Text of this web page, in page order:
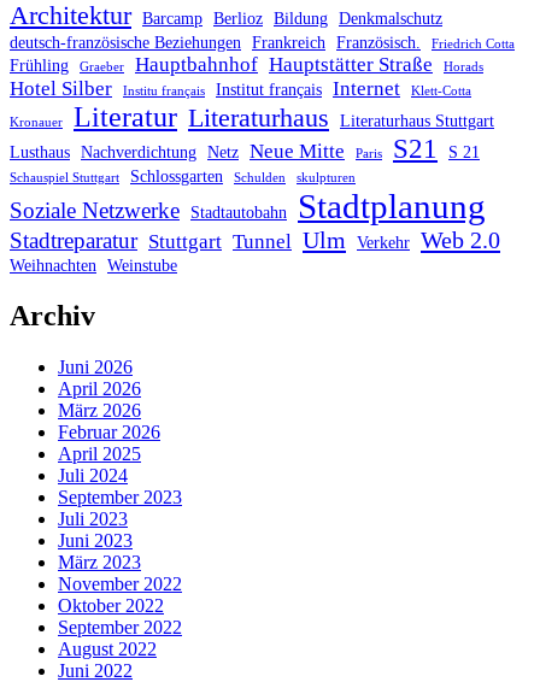
Architektur Barcamp Berlioz Bildung Denkmalschutz
deutsch-französische Beziehungen Frankreich Französisch. Friedrich Cotta
Frühling Graeber Hauptbahnhof Hauptstätter Straße Horads
Hotel Silber Institu français Institut français Internet Klett-Cotta
Kronauer Literatur Literaturhaus
Literaturhaus Stuttgart
Lusthaus Nachverdichtung Netz Neue Mitte Paris S21 S 21
Schauspiel Stuttgart Schlossgarten Schulden skulpturen
Soziale Netzwerke Stadtautobahn Stadtplanung
Stadtreparatur Stuttgart Tunnel Ulm Verkehr Web 2.0
Weihnachten Weinstube
Archiv
Juni 2026
April 2026
März 2026
Februar 2026
April 2025
Juli 2024
September 2023
Juli 2023
Juni 2023
März 2023
November 2022
Oktober 2022
September 2022
August 2022
Juni 2022